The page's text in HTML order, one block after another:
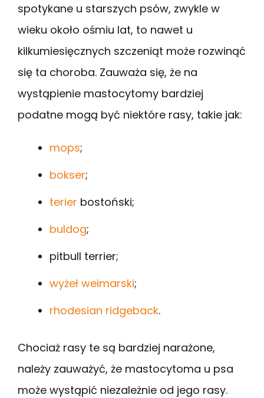
spotykane u starszych psów, zwykle w
wieku około ośmiu lat, to nawet u
kilkumiesięcznych szczeniąt może rozwinąć
się ta choroba. Zauważa się, że na
wystąpienie mastocytomy bardziej
podatne mogą być niektóre rasy, takie jak:
mops;
bokser;
terier bostoński;
buldog;
pitbull terrier;
wyżeł weimarski;
rhodesian ridgeback.
Chociaż rasy te są bardziej narażone,
należy zauważyć, że mastocytoma u psa
może wystąpić niezależnie od jego rasy.